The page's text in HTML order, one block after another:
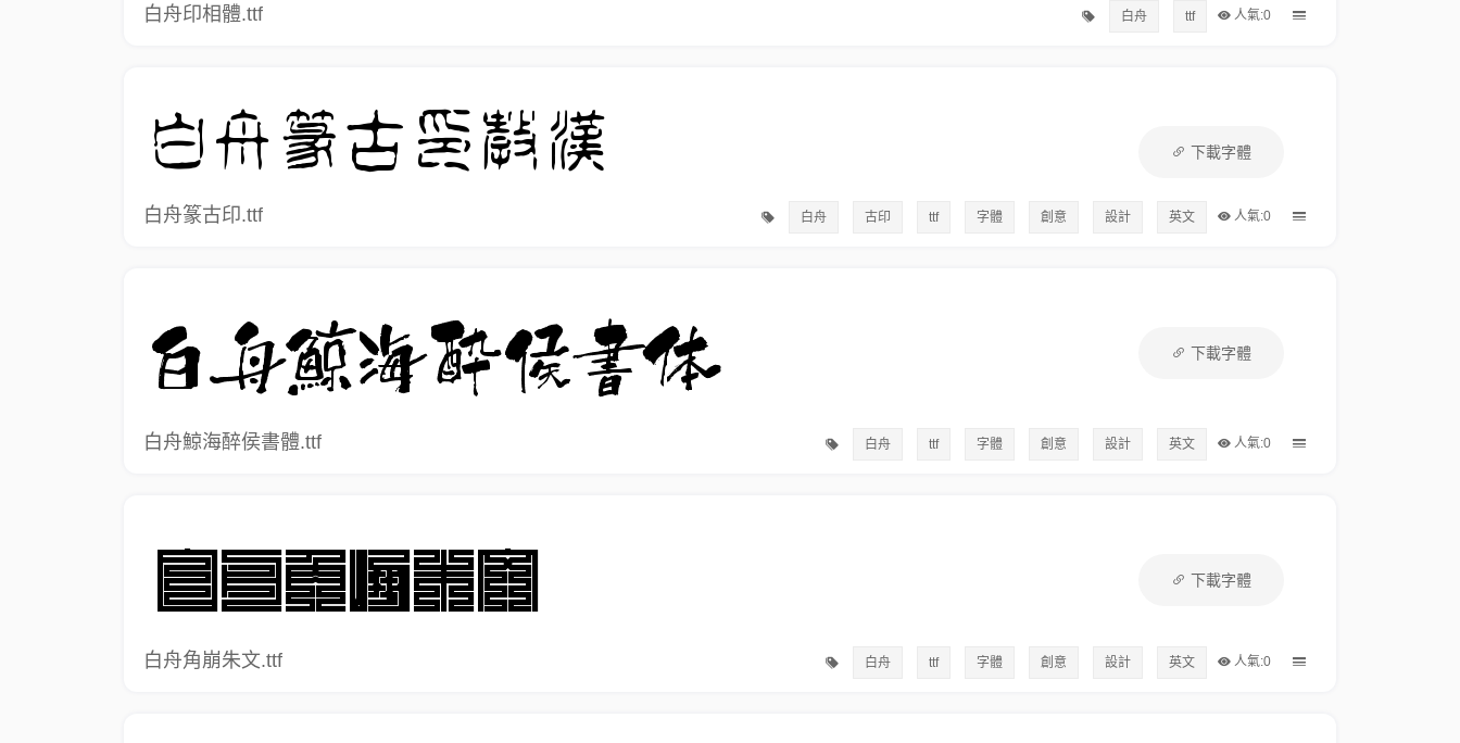
白舟印相體.ttf 人氣:0
白舟 ttf
下載字體
白舟篆古印.ttf 人氣:0
白舟 古印 ttf 字體 創意 設計 英文
下載字體
白舟鯨海醉侯書體.ttf 人氣:0
白舟 ttf 字體 創意 設計 英文
下載字體
白舟角崩朱文.ttf 人氣:0
白舟 ttf 字體 創意 設計 英文